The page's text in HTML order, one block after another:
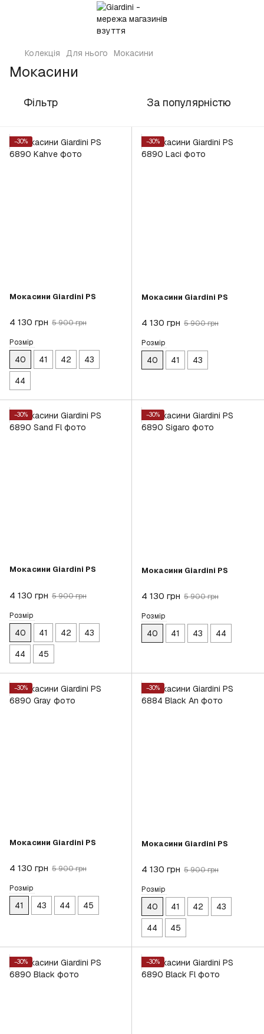
Колекція Для нього Мокасини
Мокасини
Фільтр За популярністю
−30%
Мокасини Giardini PS
4 130 грн 5 900 грн
Розмір
40 41 42
43
44
−30%
Мокасини Giardini PS
4 130 грн 5 900 грн
Розмір
40 41 43
−30%
Мокасини Giardini PS
4 130 грн 5 900 грн
Розмір
40 41 42
43
44
45
−30%
Мокасини Giardini PS
4 130 грн 5 900 грн
Розмір
40 41 43 44
−30%
Мокасини Giardini PS
4 130 грн 5 900 грн
Розмір
41 43 44 45
−30%
Мокасини Giardini PS
4 130 грн 5 900 грн
Розмір
40 41 42
43
44
45
−30% −30%